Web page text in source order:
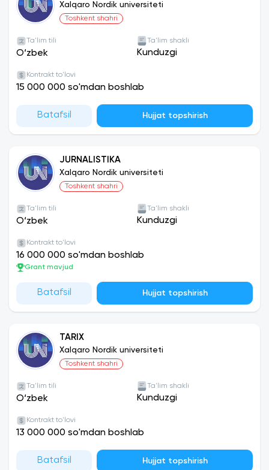
Xalqaro Nordik universiteti
Toshkent shahri
Ta'lim tili
O‘zbek
Ta'lim shakli
Kunduzgi
Kontrakt to'lovi
15 000 000 so'mdan boshlab
Batafsil Hujjat topshirish
JURNALISTIKA
Xalqaro Nordik universiteti
Toshkent shahri
Ta'lim tili
O‘zbek
Ta'lim shakli
Kunduzgi
Kontrakt to'lovi
16 000 000 so'mdan boshlab
Grant mavjud
Batafsil Hujjat topshirish
TARIX
Xalqaro Nordik universiteti
Toshkent shahri
Ta'lim tili
O‘zbek
Ta'lim shakli
Kunduzgi
Kontrakt to'lovi
13 000 000 so'mdan boshlab
Batafsil Hujjat topshirish